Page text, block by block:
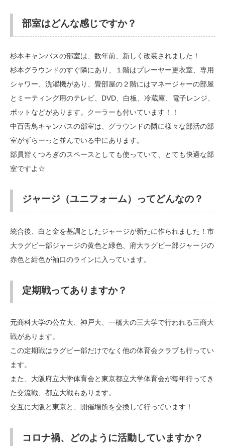
部室はどんな感じですか？
杉本キャンパスの部室は、数年前、新しく改装されました！
杉本グラウンドのすぐ隣にあり、１階はプレーヤー更衣室、専用
シャワー、洗濯機があり、畳部屋の２階にはマネージャーの部屋
とミーティング用のテレビ、DVD、白板、冷蔵庫、電子レンジ、
ポットなどがあります。クーラーも付いています！！
中百舌鳥キャンパスの部室は、グラウンドの隣に様々な部活の部
室がずらーっと並んでいる中にあります。
部員皆くつろぎのスペースとしても使っていて、とても快適な部
室ですよ☆
ジャージ（ユニフォーム）ってどんなの？
統合後、白と金を基調としたジャージが新たに作られました！市
大ラグビー部ジャージの黄色と緑色、府大ラグビー部ジャージの
赤色と紺色が袖口のラインに入っています。
定期戦ってありますか？
元商科大学の公立大、神戸大、一橋大の三大学で行われる三商大
戦があります。
この定期戦はラグビー部だけでなく他の体育会クラブも行ってい
ます。
また、大阪府立大学体育会と東京都立大学体育会が毎年行ってき
た交流戦、都立大戦もあります。
交互に大阪と東京と、開催場所を交換して行っています！
コロナ禍、どのように活動していますか？